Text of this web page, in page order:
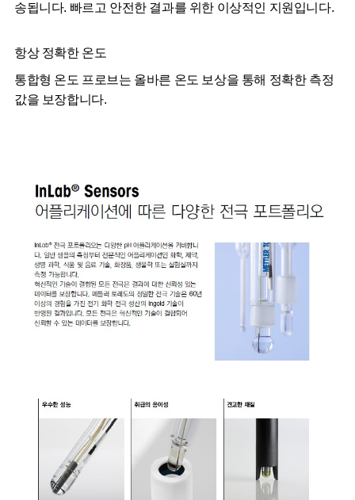
송됩니다. 빠르고 안전한 결과를 위한 이상적인 지원입니다.
항상 정확한 온도
통합형 온도 프로브는 올바른 온도 보상을 통해 정확한 측정
값을 보장합니다.